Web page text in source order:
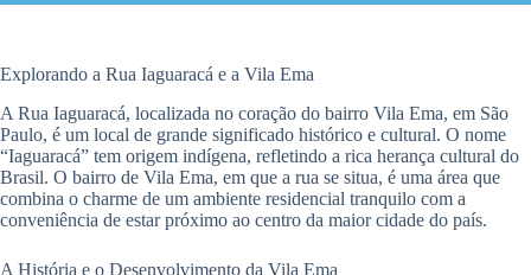
Explorando a Rua Iaguaracá e a Vila Ema
A Rua Iaguaracá, localizada no coração do bairro Vila Ema, em São
Paulo, é um local de grande significado histórico e cultural. O nome
“Iaguaracá” tem origem indígena, refletindo a rica herança cultural do
Brasil. O bairro de Vila Ema, em que a rua se situa, é uma área que
combina o charme de um ambiente residencial tranquilo com a
conveniência de estar próximo ao centro da maior cidade do país.
A História e o Desenvolvimento da Vila Ema